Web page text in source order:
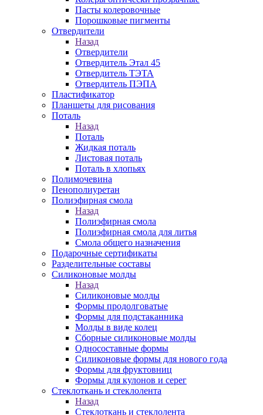
Пасты колеровочные
Порошковые пигменты
Отвердители
Назад
Отвердители
Отвердитель Этал 45
Отвердитель ТЭТА
Отвердитель ПЭПА
Пластификатор
Планшеты для рисования
Поталь
Назад
Поталь
Жидкая поталь
Листовая поталь
Поталь в хлопьях
Полимочевина
Пенополиуретан
Полиэфирная смола
Назад
Полиэфирная смола
Полиэфирная смола для литья
Смола общего назначения
Подарочные сертификаты
Разделительные составы
Силиконовые молды
Назад
Силиконовые молды
Формы продолговатые
Формы для подстаканника
Молды в виде колец
Сборные силиконовые молды
Односоставные формы
Силиконовые формы для нового года
Формы для фруктовниц
Формы для кулонов и серег
Стеклоткань и стеклолента
Назад
Стеклоткань и стеклолента